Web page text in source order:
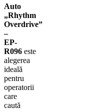
Auto
„Rhythm
Overdrive”
–
EP-
R096 este
alegerea
ideală
pentru
operatorii
care
caută